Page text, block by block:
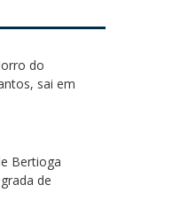
do
sai em
Bertioga
de